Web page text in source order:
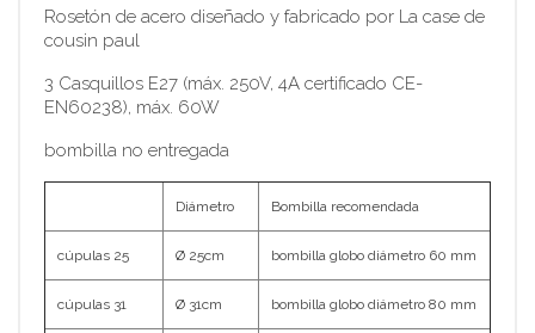
Rosetón de acero diseñado y fabricado por La case de
cousin paul
3 Casquillos E27 (máx. 250V, 4A certificado CE-
EN60238), máx. 60W
bombilla no entregada
Diámetro Bombilla recomendada
cúpulas 25 Ø 25cm bombilla globo diámetro 60 mm
cúpulas 31 Ø 31cm bombilla globo diámetro 80 mm